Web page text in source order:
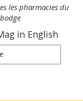
les pharmacies du
in English